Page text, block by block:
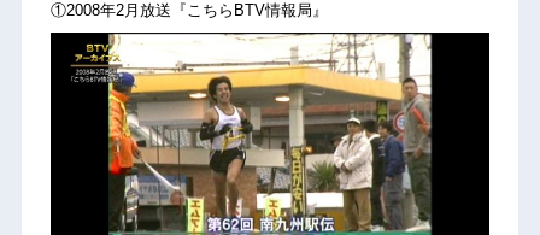
①2008年2月放送『こちらBTV情報局』